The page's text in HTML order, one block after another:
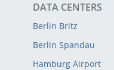
DATA CENTERS
Berlin Britz
Berlin Spandau
Hamburg Airport